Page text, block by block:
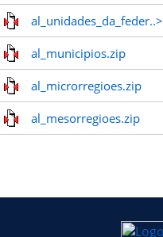
al_unidades_da_feder..>
al_municipios.zip
al_microrregioes.zip
al_mesorregioes.zip